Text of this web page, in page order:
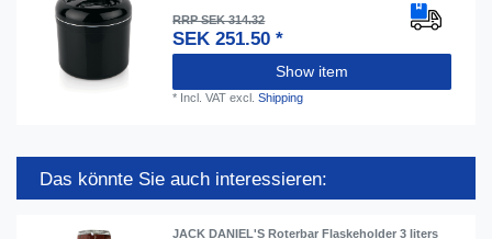
RRP SEK 314.32
SEK 251.50 *
Show item
* Incl. VAT excl.Shipping
Das könnte Sie auch interessieren:
JACK DANIEL'S Roterbar Flaskeholder 3 liters